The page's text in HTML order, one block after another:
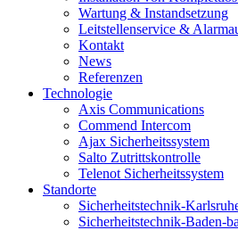
Wartung & Instandsetzung
Leitstellenservice &
Kontakt
News
Referenzen
Technologie
Axis Communications
Commend Intercom
Ajax Sicherheitssystem​
Salto Zutrittskontrolle
Telenot Sicherheitssystem
Standorte
Sicherheitstechnik-
Sicherheitstechnik-Baden-